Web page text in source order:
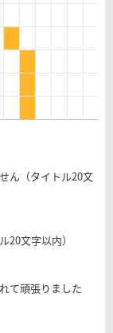
（タイトル20文
文字以内）
て頑張りました